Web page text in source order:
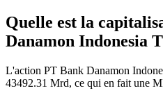
Quelle est la
Danamon Indonesia
L'action PT Bank Danamon
43492.31 Mrd, ce qui en fait une